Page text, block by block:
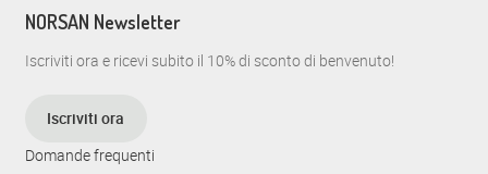
NORSAN Newsletter
Iscriviti ora e ricevi subito il 10% di sconto di benvenuto!
Iscriviti ora
Domande frequenti